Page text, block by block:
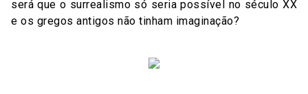
será que o surrealismo só seria possível no século XX
e os gregos antigos não tinham imaginação?